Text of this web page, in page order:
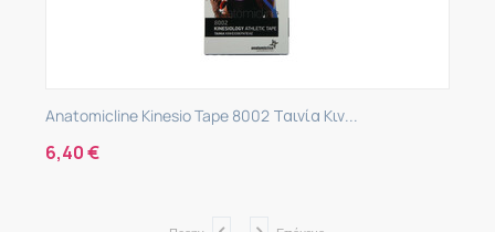
Anatomicline Kinesio Tape 8002 Ταινία Κιν...
6,40€